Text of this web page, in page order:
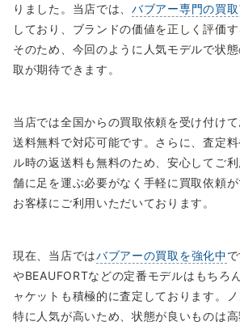
りました。当店では、 バブアー専門の買
しており、ブランドの価値を正しく評価す
そのため、今回のように人気モデルで状
取が期待できます。
当店では全国からの買取依頼を受け付け
送料無料で対応可能です。さらに、査定
ル時の返送料も無料のため、安心してご
舗に足を運ぶ必要がなく手軽に買取依頼
お客様にご利用いただいております。
現在、当店ではバブアーの買取を強化中
やBEAUFORTなどの定番モデルはもちろ
ャケットも積極的に査定しております。
特に人気が高いため、状態が良いものは